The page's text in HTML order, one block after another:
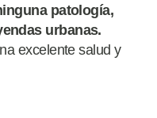
patología,
urbanas.
excelente salud y